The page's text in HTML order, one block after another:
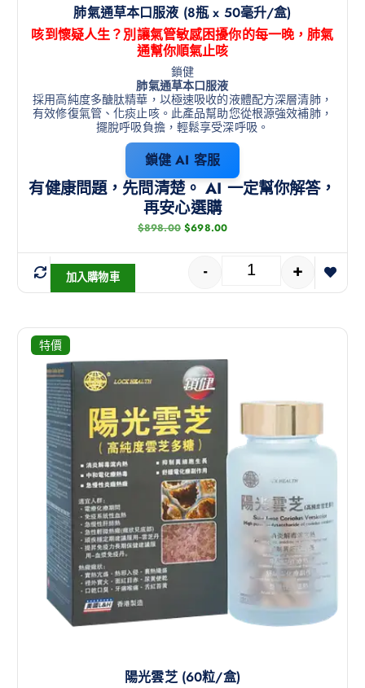
肺氣通草本口服液 (8瓶 x 50毫升/盒)
咳到懷疑人生？別讓氣管敏感困擾你的每一晚，肺氣
通幫你順氣止咳
鎖健
肺氣通草本口服液
採用高純度多醣肽精華，以極速吸收的液體配方深層清肺，
有效修復氣管、化痰止咳。此產品幫助您從根源強效補肺，
擺脫呼吸負擔，輕鬆享受深呼吸。
鎖健 AI 客服
有健康問題，先問清楚。 AI 一定幫你解答，
再安心選購
$898.00 $698.00
- +
加入購物車
特價
陽光雲芝 (60粒/盒)